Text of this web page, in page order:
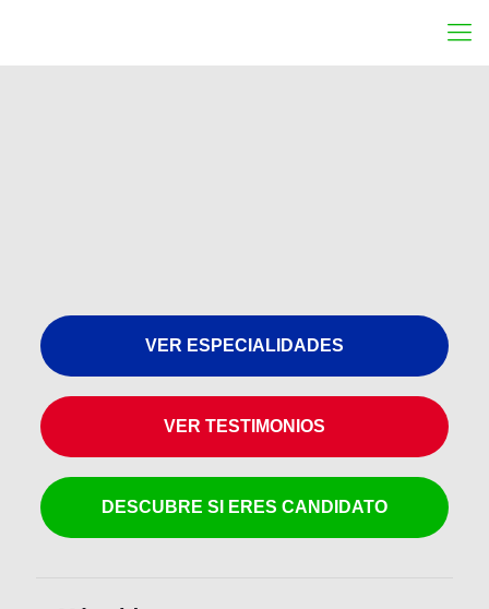
VER ESPECIALIDADES
VER TESTIMONIOS
DESCUBRE SI ERES CANDIDATO